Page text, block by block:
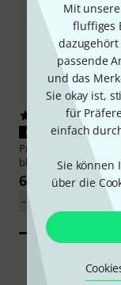
Mit
fluffiges
passende
und das
Sie okay ist,
für
einfach
Sie können
über die
3
PASST GARANTIERT
Protec
A-321 Bell
black
6,90 €
UVP: 12,50 €
-45%